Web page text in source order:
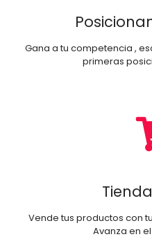
Gana a tu competencia ,
primeras
Vende tus productos con
Avanza en